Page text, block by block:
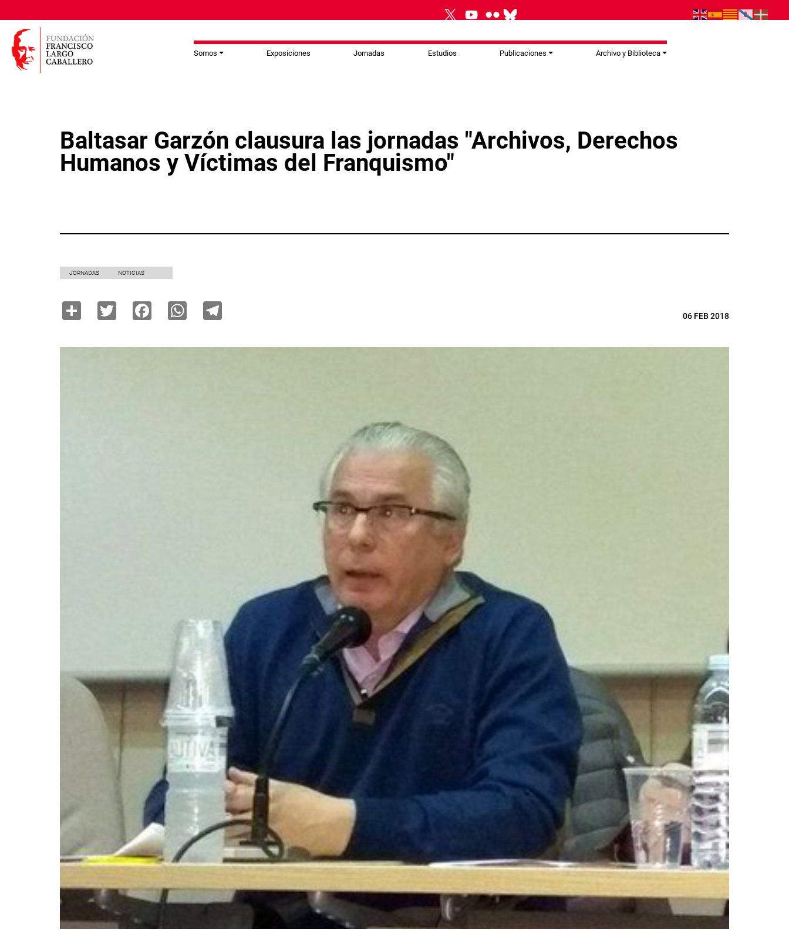
Somos Exposiciones Jornadas Estudios Publicaciones Archivo y Biblioteca
Baltasar Garzón clausura las jornadas "Archivos, Derechos
Humanos y Víctimas del Franquismo"
JORNADAS NOTICIAS
Share TwitterFacebookWhatsApp 06 FEB 2018